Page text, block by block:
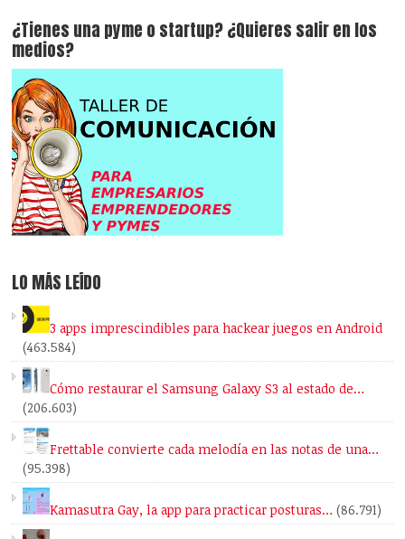
¿Tienes una pyme o startup? ¿Quieres salir en los
medios?
LO MÁS LEÍDO
3 apps imprescindibles para hackear juegos en Android
(463.584)
Cómo restaurar el Samsung Galaxy S3 al estado de…
(206.603)
Frettable convierte cada melodía en las notas de una…
(95.398)
Kamasutra Gay, la app para practicar posturas… (86.791)